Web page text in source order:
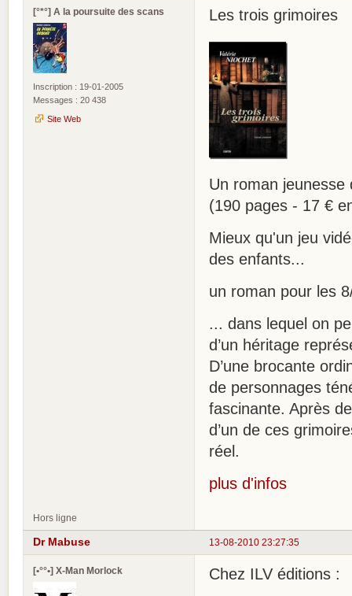
[°*°] A la poursuite des scans
Inscription : 19-01-2005
Messages : 20 438
Site Web
Les trois grimoires
Un roman jeunesse
(190 pages - 17 €
Mieux qu'un jeu
des enfants...
un roman pour les
... dans lequel on
d’un héritage
D’une brocante
de personnages
fascinante. Après
d’un de ces
réel.
plus d'infos
Hors ligne
13-08-2010 23:27:35
Dr Mabuse
[•°°•] X-Man Morlock Chez ILV éditions :